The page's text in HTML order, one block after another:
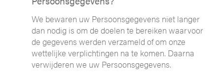
We bewaren uw Persoonsgegevens niet langer
dan nodig is om de doelen te bereiken waarvoor
de gegevens werden verzameld of om onze
wettelijke verplichtingen na te komen. Daarna
verwijderen we uw Persoonsgegevens.